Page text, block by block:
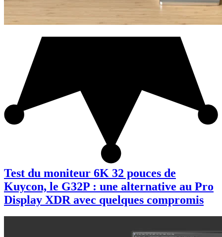
Test du moniteur 6K 32 pouces de
Kuycon, le G32P : une alternative au Pro
Display XDR avec quelques compromis